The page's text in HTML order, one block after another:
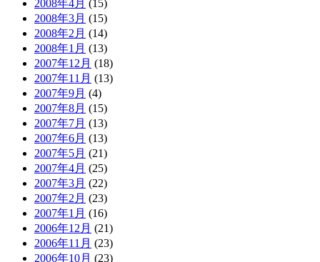
2008年4月 (15)
2008年3月 (15)
2008年2月 (14)
2008年1月 (13)
2007年12月 (18)
2007年11月 (13)
2007年9月 (4)
2007年8月 (15)
2007年7月 (13)
2007年6月 (13)
2007年5月 (21)
2007年4月 (25)
2007年3月 (22)
2007年2月 (23)
2007年1月 (16)
2006年12月 (21)
2006年11月 (23)
2006年10月 (23)